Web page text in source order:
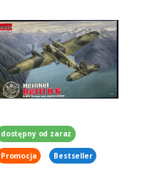
dostępny od zaraz
Promocja Bestseller